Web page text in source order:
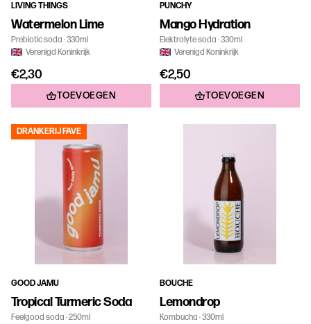
LIVING THINGS
Watermelon Lime
Prebiotic soda 330ml
Verenigd Koninkrijk
€2,30
TOEVOEGEN
PUNCHY
Mango Hydration
Elektrolyte soda 330ml
Verenigd Koninkrijk
€2,50
TOEVOEGEN
DRANKERIJ FAVE
GOOD JAMU
Tropical Turmeric Soda
Feelgood soda 250ml
BOUCHE
Lemondrop
Kombucha 330ml